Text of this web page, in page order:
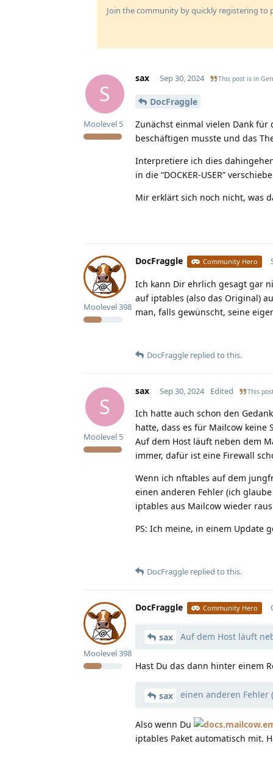
Join the community by quickly registering to
S
sax
Moolevel 5
Sep 30, 2024 This post is in
DocFraggle
Zunächst einmal vielen Dank
beschäftigen musste und das
Interpretiere ich dies
in die “DOCKER-USER”
Mir erklärt sich noch nicht, was
DocFraggle Community Hero
Moolevel398
Ich kann Dir ehrlich gesagt gar
auf iptables (also das Original)
man, falls gewünscht, seine
DocFraggle replied to this.
S
sax
Moolevel 5
Sep 30, 2024 Edited This
Ich hatte auch schon den
hatte, dass es für Mailcow keine
Auf dem Host läuft neben dem
immer, dafür ist eine Firewall
Wenn ich nftables auf dem
einen anderen Fehler (ich
iptables aus Mailcow wieder
PS: Ich meine, in einem Update
DocFraggle replied to this.
DocFraggle Community Hero
Moolevel398
sax Auf dem Host läuft
Hast Du das dann hinter einem
sax einen anderen Fehler
Also wenn Du
iptables Paket automatisch mit.